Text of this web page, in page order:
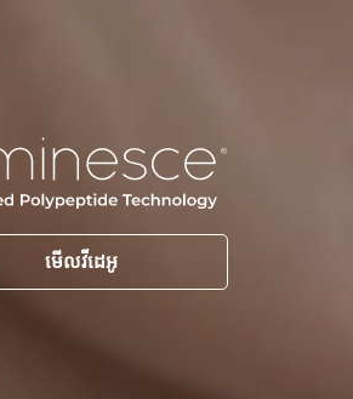
មើលវីដេអូ